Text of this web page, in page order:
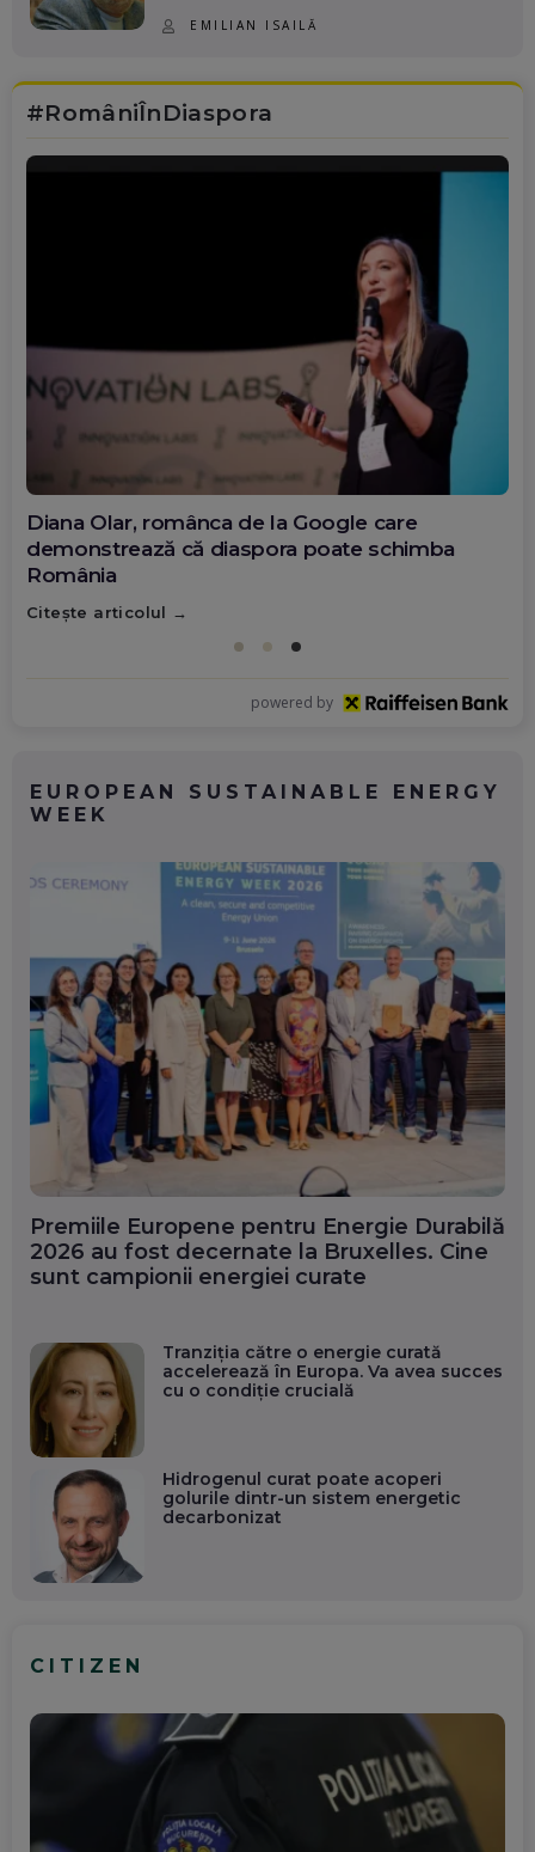
EMILIAN ISAILĂ
#RomâniÎnDiaspora
Diana Olar, românca de la Google care
demonstrează că diaspora poate schimba
România
Citește articolul
powered by
EUROPEAN SUSTAINABLE ENERGY
WEEK
Premiile Europene pentru Energie Durabilă
2026 au fost decernate la Bruxelles. Cine
sunt campionii energiei curate
Tranziția către o energie curată
accelerează în Europa. Va avea succes
cu o condiție crucială
Hidrogenul curat poate acoperi
golurile dintr-un sistem energetic
decarbonizat
CITIZEN